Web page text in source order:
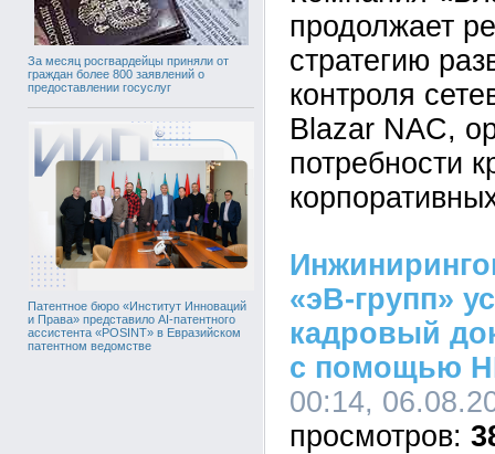
За месяц росгвардейцы приняли от
граждан более 800 заявлений о
предоставлении госуслуг
Патентное бюро «Институт Инноваций
и Права» представило AI-патентного
ассистента «POSINT» в Евразийском
патентном ведомстве
продолжает
стратегию
контроля
Blazar NAC,
потребности
«эВ-групп»
кадровый
с помощью
00:14,